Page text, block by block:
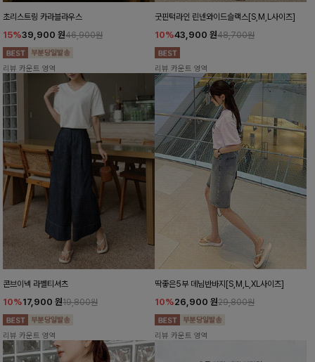
초리스트링 카라블라우스
15%39,900 원46,900원
리뷰 카운트 영역
굿핀턱라인 린넨와이드슬랙스[S,M,L사이즈]
10%43,900 원48,700원
리뷰 카운트 영역
콘브이넥 라벨티셔츠
10%17,900 원19,800원
리뷰 카운트 영역
딱좋은5부 데님반바지[S,M,L,XL사이즈]
10%26,900 원29,800원
리뷰 카운트 영역